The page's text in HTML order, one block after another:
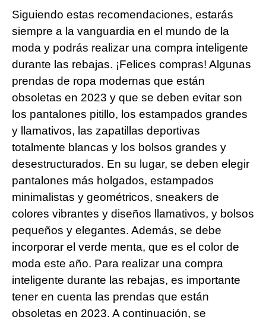
Siguiendo estas recomendaciones, estarás
siempre a la vanguardia en el mundo de la
moda y podrás realizar una compra inteligente
durante las rebajas. ¡Felices compras! Algunas
prendas de ropa modernas que están
obsoletas en 2023 y que se deben evitar son
los pantalones pitillo, los estampados grandes
y llamativos, las zapatillas deportivas
totalmente blancas y los bolsos grandes y
desestructurados. En su lugar, se deben elegir
pantalones más holgados, estampados
minimalistas y geométricos, sneakers de
colores vibrantes y diseños llamativos, y bolsos
pequeños y elegantes. Además, se debe
incorporar el verde menta, que es el color de
moda este año. Para realizar una compra
inteligente durante las rebajas, es importante
tener en cuenta las prendas que están
obsoletas en 2023. A continuación, se